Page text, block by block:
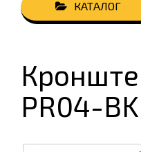
АВТОТОВАРЫ
КНИГИ
ПОДАРКИ И
СРЕДСТВА
PR04-